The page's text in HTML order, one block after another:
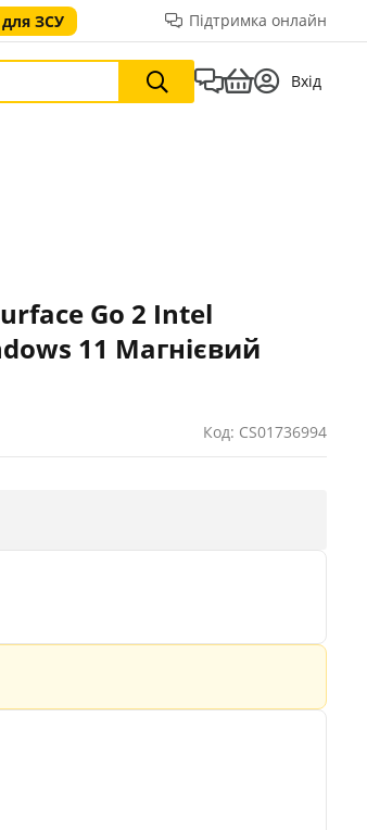
ЗСУ Підтримка онлайн
Вхід
Go 2 Intel
11 Магнієвий
Код: CS01736994